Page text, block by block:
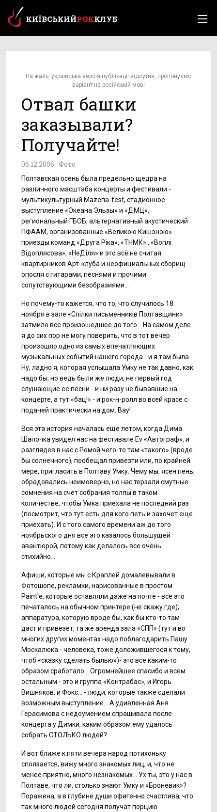
На жаль, українська версія публікації відсутня, пропонуємо
варіант на російській мові
Отвал башки
заказывали?
Получайте!
06.12.2006 · Фото
Полтавская осень была предельно щедра на
различного масштаба концерты и фестивали -
мультикультурный Маzепа-fest, стадионное
выступление «Океана Эльзы» и «ДМЦ»,
региональный ГБОБ, альтернативный акустический
ПФААМ, организованные «Великою Кишэнэю»
приезды команд «Друга Ріка», «ТНМК» , «Воплi
Вiдоплясова», «НеДіля» и это всё не считая
квартирников Арт-клуба и неофициальных сборищ
опосля с гитарами, песнями и прочими
сопутствующими безобразиями…
Но почему-то кажется, что то, что случилось 18
ноября в зале «Спілки письменників Полтавщини»
затмило все произошедшее до того… На самом деле
я до сих пор не могу поверить, что в тот вечер
произошло одно из самых впечатляющих
музыкальных событий нашего города - и я там была.
Ну, ладно я, которая услышала Умку не так давно, как
надо бы, но ведь были же люди, не первый год
слушающие ее песни - и ни разу не бывавшие на
концерте, а тут «бац!» - и рок-н-ролл во всей красе с
подачей практически на дом. Вау!
Вся эта история началась еще летом, когда Дима
Шапочка увидел нас на фестивале Ev «Автограф», и
разглядев в нас с Ромой чего-то там «такого» (вроде
бы солнечного), пообещал привезти или, по крайней
мере, пригласить в Полтаву Умку. Чему мы, ясен пень,
обрадовались неимоверно, но нас терзали смутные
сомнения на счет собрания толпы в таком
количестве, чтобы Умка приехала не последний раз
(посмотрит, что тут есть для кого петь и захочет еще
приехать). И с того самого времени аж до того
ноябрьского дня все это казалось большущей
авантюрой, потому как делалось все очень
стихийно...
Афиши, которые мы с Краплей домалевывали в
Фотошопе, рекламки, нарисованные в простом
Paint'e, которые оставляли даже на почте - все это
печаталось на обычном принтере (не скажу где);
аппаратура, которую вроде бы, как бы кто-то там
даст и привезет, та же аренда зала «СПП» (тут и во
многих других моментах надо поблагодарить Пашу
Москалюка - человека, тоже доложившегося к тому,
чтоб «сказку сделать былью»)- это все каким-то
образом сработало... Огромнейшее спасибо и всем
остальным - это и группа «Контрабас», и Игорь
Вишняков, и Фокс… - люди, которые также сделали
возможным выступление... А удивленная Аня
Герасимова с недоумением спрашивала после
концерта у Димки, каким образом ему удалось
собрать СТОЛЬКО людей?
И вот ближе к пяти вечера народ потихоньку
сползается, вижу много знакомых лиц, и, что не
менее приятно, много незнакомых... Ух ты, это у нас в
Полтаве, что ли, столько знают Умку и «Броневик»?
Поражена, а в глубине души офигенно счастлива, что
так много людей сегодня получат порцию